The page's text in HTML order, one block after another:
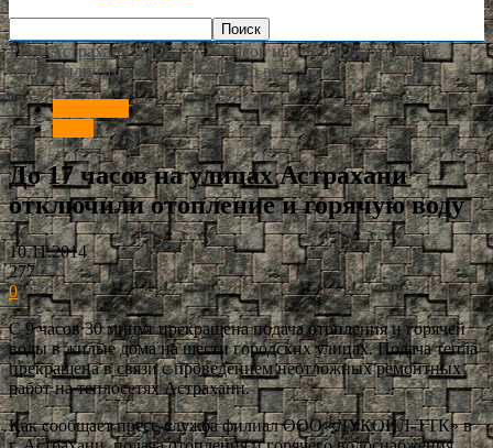
РИА Астрахань ЖКХ До 17 часов на улицах Астрахани
отключили отопление и горячую воду
До 17 часов на улицах Астрахани
отключили отопление и горячую воду
10.11.2014
277
0
С 9 часов 30 минут прекращена подача отопления и горячей
воды в жилые дома на шести городских улицах. Подача тепла
прекращена в связи с проведением неотложных ремонтных
работ на теплосетях Астрахани.
Как сообщает пресс-служба филиал ООО «ЛУКОЙЛ-ТТК» в